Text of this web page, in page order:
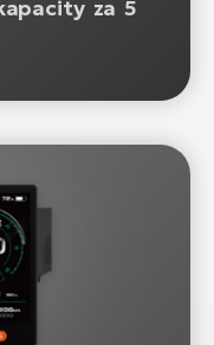
za 5